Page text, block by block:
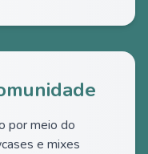
por meio do
e mixes